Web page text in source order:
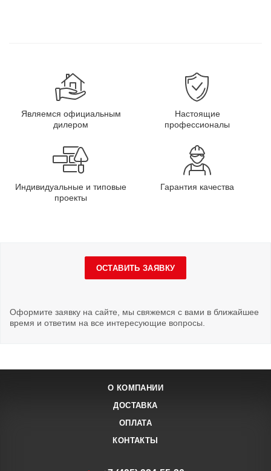
Являемся официальным
дилером
Настоящие
профессионалы
Индивидуальные и типовые
проекты
Гарантия качества
ОСТАВИТЬ ЗАЯВКУ
Оформите заявку на сайте, мы свяжемся с вами в ближайшее
время и ответим на все интересующие вопросы.
О КОМПАНИИ
ДОСТАВКА
ОПЛАТА
КОНТАКТЫ